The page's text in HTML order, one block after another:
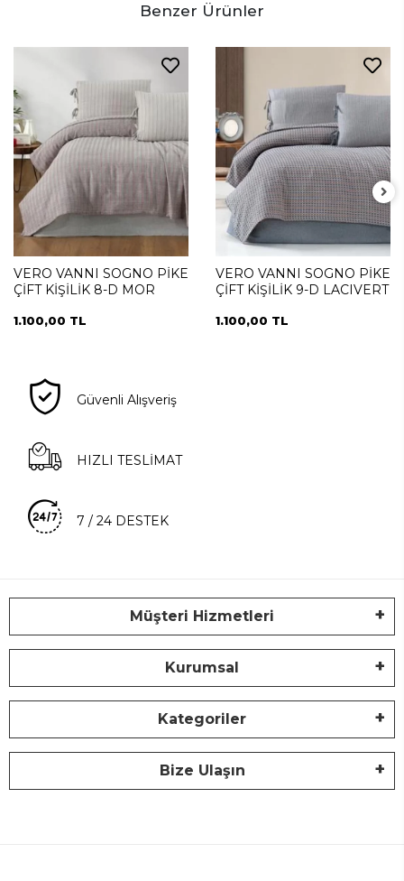
Benzer Ürünler
VERO VANNI SOGNO PİKE
ÇİFT KİŞİLİK 8-D MOR
1.100,00 TL
VERO VANNI SOGNO PİKE
ÇİFT KİŞİLİK 9-D LACIVERT
1.100,00 TL
Güvenli Alışveriş
HIZLI TESLİMAT
7 / 24 DESTEK
Müşteri Hizmetleri
Kurumsal
Kategoriler
Bize Ulaşın